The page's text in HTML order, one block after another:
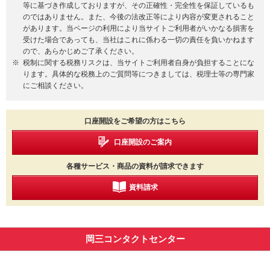
等に基づき作成しておりますが、その正確性・完全性を保証しているも
のではありません。また、今後の法改正等により内容が変更されること
があります。当ページの利用により当サイトご利用者がいかなる損害を
受けた場合であっても、当社はこれに係わる一切の責任を負いかねます
ので、あらかじめご了承ください。
税制に関する税務リスクは、当サイトご利用者自身が負担することにな
ります。具体的な税務上のご質問等につきましては、税理士等の専門家
にご相談ください。
口座開設をご希望の方はこちら
口座開設のご案内
各種サービス・商品の資料が請求できます
資料請求
岡三コンタクトセンター